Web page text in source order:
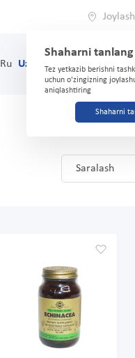
Shaharni tanlang
Tez yetkazib berishni
uchun o'zingizning
aniqlashtiring
Shaharni
Ru Uz (71) 200-03-03
Saralash